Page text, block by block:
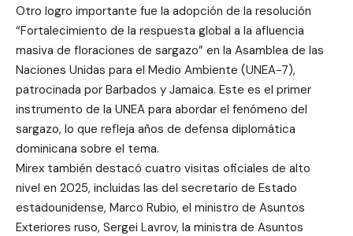
Otro logro importante fue la adopción de la resolución
“Fortalecimiento de la respuesta global a la afluencia
masiva de floraciones de sargazo” en la Asamblea de las
Naciones Unidas para el Medio Ambiente (UNEA-7),
patrocinada por Barbados y Jamaica. Este es el primer
instrumento de la UNEA para abordar el fenómeno del
sargazo, lo que refleja años de defensa diplomática
dominicana sobre el tema.
Mirex también destacó cuatro visitas oficiales de alto
nivel en 2025, incluidas las del secretario de Estado
estadounidense, Marco Rubio, el ministro de Asuntos
Exteriores ruso, Sergei Lavrov, la ministra de Asuntos